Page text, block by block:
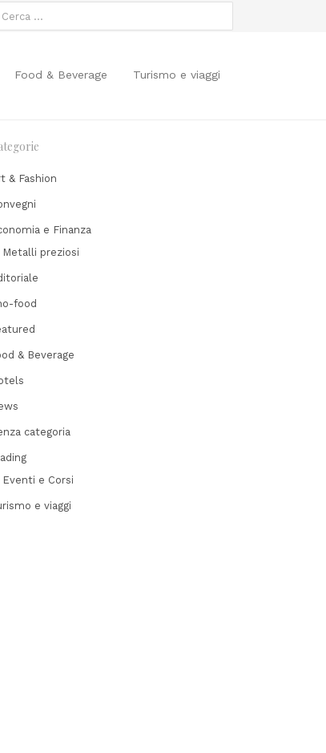
Food & Beverage Turismo e viaggi
& Fashion
e Finanza
Metalli preziosi
food
& Beverage
categoria
Eventi e Corsi
e viaggi